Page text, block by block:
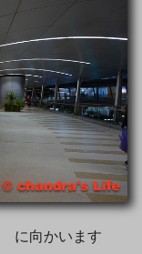
に向かいます